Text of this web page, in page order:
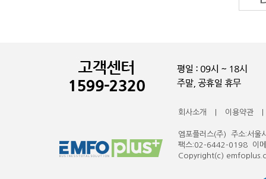
회사소개 이용약관
엠포플러스(주) 주소:서
팩스:02-6442-0198 이
Copyright(c)